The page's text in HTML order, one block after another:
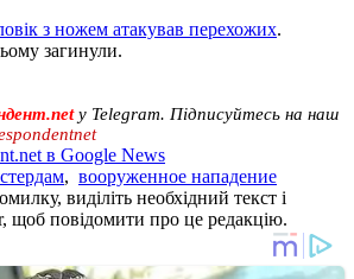
з ножем атакував перехожих.
загинули.
у Telegram. Підписуйтесь на наш
в Google News
, вооруженное нападение
виділіть необхідний текст і
щоб повідомити про це редакцію.